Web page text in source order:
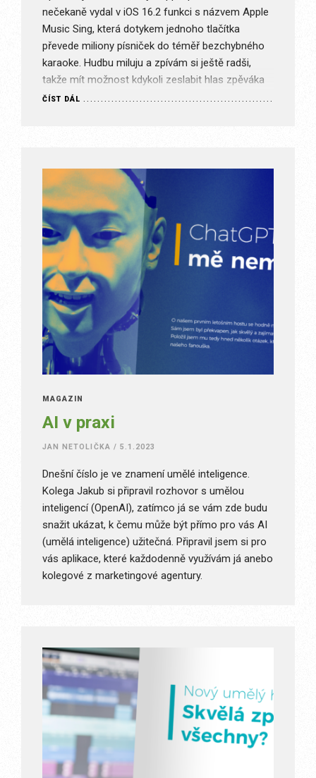
nečekaně vydal v iOS 16.2 funkci s názvem Apple
Music Sing, která dotykem jednoho tlačítka
převede miliony písniček do téměř bezchybného
karaoke. Hudbu miluju a zpívám si ještě radši,
takže mít možnost kdykoli zeslabit hlas zpěváka
bylo přesně to,…
ČÍST DÁL
MAGAZÍN
AI v praxi
JAN NETOLIČKA / 5.1.2023
Dnešní číslo je ve znamení umělé inteligence.
Kolega Jakub si připravil rozhovor s umělou
inteligencí (OpenAI), zatímco já se vám zde budu
snažit ukázat, k čemu může být přímo pro vás AI
(umělá inteligence) užitečná. Připravil jsem si pro
vás aplikace, které každodenně využívám já anebo
kolegové z marketingové agentury.